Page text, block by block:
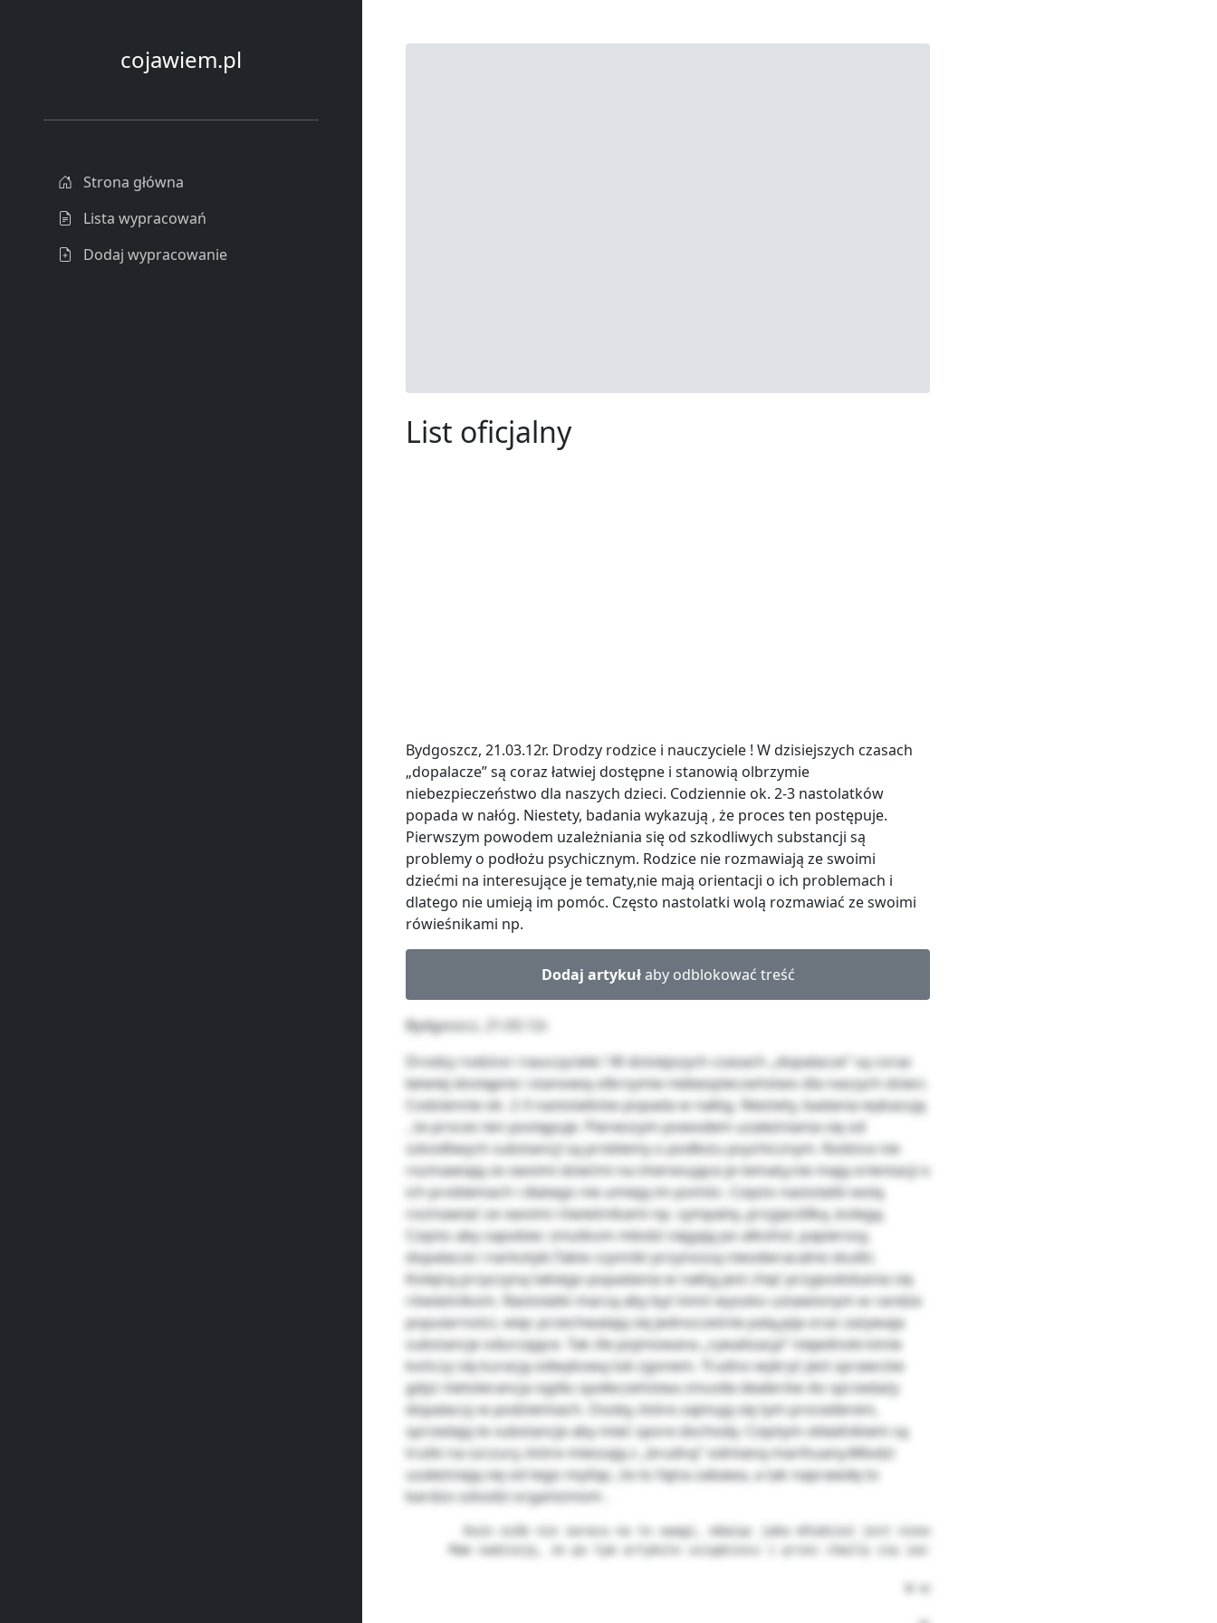
cojawiem.pl
Strona główna
Lista wypracowań
Dodaj wypracowanie
List oficjalny
Bydgoszcz, 21.03.12r. Drodzy rodzice i nauczyciele ! W dzisiejszych czasach
„dopalacze” są coraz łatwiej dostępne i stanowią olbrzymie
niebezpieczeństwo dla naszych dzieci. Codziennie ok. 2-3 nastolatków
popada w nałóg. Niestety, badania wykazują , że proces ten postępuje.
Pierwszym powodem uzależniania się od szkodliwych substancji są
problemy o podłożu psychicznym. Rodzice nie rozmawiają ze swoimi
dziećmi na interesujące je tematy,nie mają orientacji o ich problemach i
dlatego nie umieją im pomóc. Często nastolatki wolą rozmawiać ze swoimi
rówieśnikami np.
Dodaj artykułaby odblokować treść
Bydgoszcz, 21.03.12r.
Drodzy rodzice i nauczyciele ! W dzisiejszych czasach „dopalacze” są coraz
łatwiej dostępne i stanowią olbrzymie niebezpieczeństwo dla naszych dzieci.
Codziennie ok. 2-3 nastolatków popada w nałóg. Niestety, badania wykazują
, że proces ten postępuje. Pierwszym powodem uzależniania się od
szkodliwych substancji są problemy o podłożu psychicznym. Rodzice nie
rozmawiają ze swoimi dziećmi na interesujące je tematy,nie mają orientacji o
ich problemach i dlatego nie umieją im pomóc. Często nastolatki wolą
rozmawiać ze swoimi rówieśnikami np. sympatią ,przyjaciółką ,kolegą.
Często aby zapobiec smutkom młodzi sięgają po alkohol, papierosy,
dopalacze i narkotyki.Takie czynniki przynoszą nieodwracalne skutki.
Kolejną przyczyną takiego popadania w nałóg jest chęć przypodobania się
rówieśnikom. Nastolatki marzą aby być kimś wysoko ustawionym w randze
popularności, więc przechwalają się jednocześnie palą,pija oraz zażywaja
substancje odurzające. Tak źle pojmowana „rywalizacja” niejednokrotnie
kończy się kuracją odwykową lub zgonem. Trudno wykryć jest sprawców
gdyż nietolerancja ogółu społeczeństwa zmusiła dealerów do sprzedaży
dopalaczy w podziemiach. Osoby, które zajmują się tym procederem,
sprzedają te substancje aby mieć spore dochody. Częstym składnikiem są
trutki na szczury, które mieszają z „brudną” odmianą marihuany.Młodzi
uzależniają się od tego myśląc, że to fajna zabawa, a tak naprawdę to
bardzo szkodzi organizmom .
Dużo osób nie zwraca na to uwagi, mówiąc jaka młodzież jest nieodpowiedzialna oraz niepoukładana.
Mam nadzieję, że po tym artykule usiądziesz i przez chwilę się zastanowisz co możesz zrobić dla dobra